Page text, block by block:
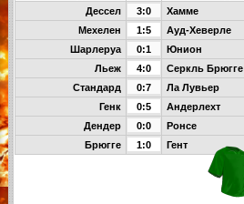
Дессел
3:0 Хамме
Мехелен
1:5 Ауд-Хеверле
Шарлеруа
0:1 Юнион
Льеж
4:0 Серкль Брюгге
Стандард
0:7 Ла Лувьер
Генк
0:5 Андерлехт
Дендер
0:0 Ронсе
Брюгге
1:0 Гент